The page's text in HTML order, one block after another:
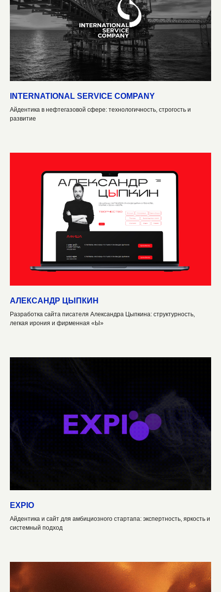
INTERNATIONAL SERVICE COMPANY
Айдентика в нефтегазовой сфере: технологичность, строгость и
развитие
АЛЕКСАНДР ЦЫПКИН
Разработка сайта писателя Александра Цыпкина: структурность,
легкая ирония и фирменная «Ы»
EXPIO
Айдентика и сайт для амбициозного стартапа: экспертность, яркость и
системный подход